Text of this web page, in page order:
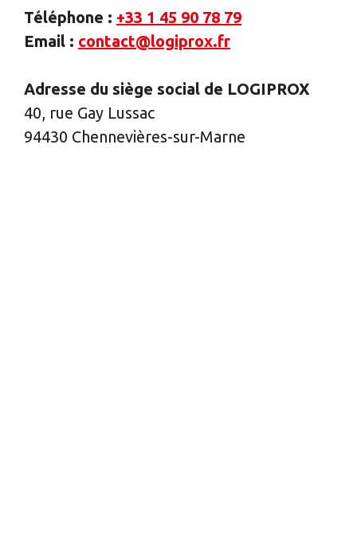
Téléphone : +33 1 45 90 78 79
Email : contact@logiprox.fr
Adresse du siège social de LOGIPROX
40, rue Gay Lussac
94430 Chennevières-sur-Marne